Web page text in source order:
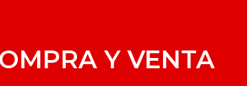
Y VENTA